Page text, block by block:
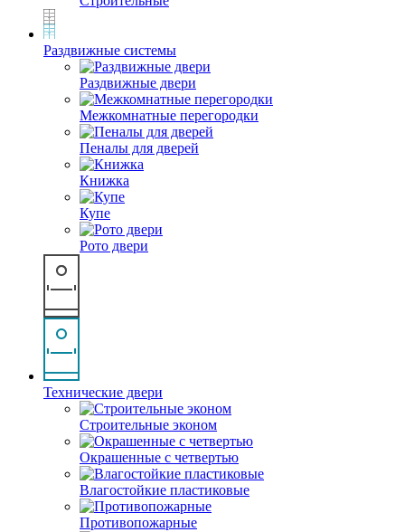
Раздвижные системы
Раздвижные двери
Межкомнатные перегородки
Пеналы для дверей
Книжка
Купе
Рото двери
Технические двери
Строительные эконом
Окрашенные с четвертью
Влагостойкие пластиковые
Противопожарные